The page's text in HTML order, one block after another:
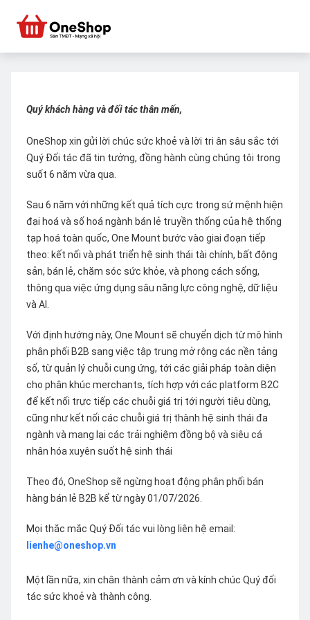
Quý khách hàng và đối tác thân mến,
OneShop xin gửi lời chúc sức khoẻ và lời tri ân sâu sắc tới
Quý Đối tác đã tin tưởng, đồng hành cùng chúng tôi trong
suốt 6 năm vừa qua.
Sau 6 năm với những kết quả tích cực trong sứ mệnh hiện
đại hoá và số hoá ngành bán lẻ truyền thống của hệ thống
tạp hoá toàn quốc, One Mount bước vào giai đoạn tiếp
theo: kết nối và phát triển hệ sinh thái tài chính, bất động
sản, bán lẻ, chăm sóc sức khỏe, và phong cách sống,
thông qua việc ứng dụng sâu năng lực công nghệ, dữ liệu
và AI.
Với định hướng này, One Mount sẽ chuyển dịch từ mô hình
phân phối B2B sang việc tập trung mở rộng các nền tảng
số, từ quản lý chuỗi cung ứng, tới các giải pháp toàn diện
cho phân khúc merchants, tích hợp với các platform B2C
để kết nối trực tiếp các chuỗi giá trị tới người tiêu dùng,
cũng như kết nối các chuỗi giá trị thành hệ sinh thái đa
ngành và mang lại các trải nghiệm đồng bộ và siêu cá
nhân hóa xuyên suốt hệ sinh thái
Theo đó, OneShop sẽ ngừng hoạt động phân phối bán
hàng bán lẻ B2B kể từ ngày 01/07/2026.
Mọi thắc mắc Quý Đối tác vui lòng liên hệ email:
lienhe@oneshop.vn
Một lần nữa, xin chân thành cảm ơn và kính chúc Quý đối
tác sức khoẻ và thành công.